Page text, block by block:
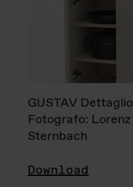
GUSTAV Dettaglio
Fotografo: Lorenz
Sternbach
Download